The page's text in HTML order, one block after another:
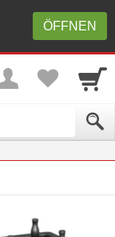
ÖFFNEN